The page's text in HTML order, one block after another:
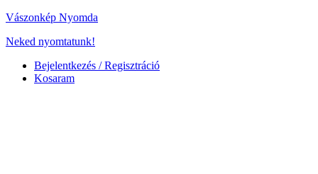
Vászonkép Nyomda
Neked nyomtatunk!
Bejelentkezés / Regisztráció
Kosaram